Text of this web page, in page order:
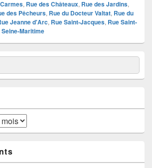
, Rue des Châteaux, Rue des Jardins,
des Pêcheurs, Rue du Docteur Valtat, Rue du
Jeanne d'Arc, Rue Saint-Jacques, Rue Saint-
Seine-Maritime